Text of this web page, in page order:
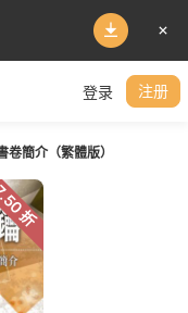
登录 注册
簡介（繁體版）
折